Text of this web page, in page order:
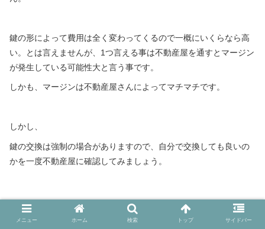
鍵の形によって費用は全く変わってくるので一概にいくらなら高
い。とは言えませんが、1つ言える事は不動産屋を通すとマージン
が発生している可能性大と言う事です。
しかも、マージンは不動産屋さんによってマチマチです。
しかし、
鍵の交換は強制の場合がありますので、自分で交換しても良いの
かを一度不動産屋に確認してみましょう。
メニュー ホーム 検索 トップ サイドバー